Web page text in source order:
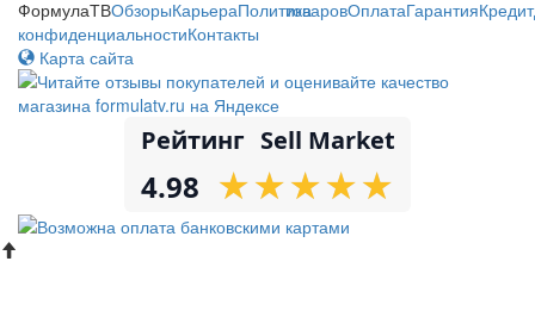
ФормулаТВОбзорыКарьераПолитика
конфиденциальностиКонтакты
товаровОплатаГарантияКредит
Карта сайта
Рейтинг Sell Market
4.98 ★
★★
★★
★★
★★
★